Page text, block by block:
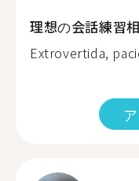
理想の会話練習
Extrovertida,